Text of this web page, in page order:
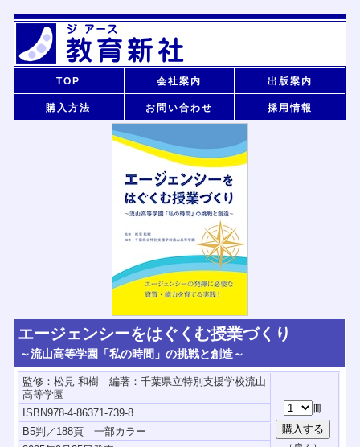
TOP 会社案内 出版案内
購入方法 お問い合わせ 採用情報
エージェンシーをはぐくむ授業づくり
～流山高等学園「私の時間」の挑戦と創造～
監修：松見 和樹 編著：千葉県立特別支援学校流山
高等学園
ISBN978-4-86371-739-8
B5判／188頁 一部カラー